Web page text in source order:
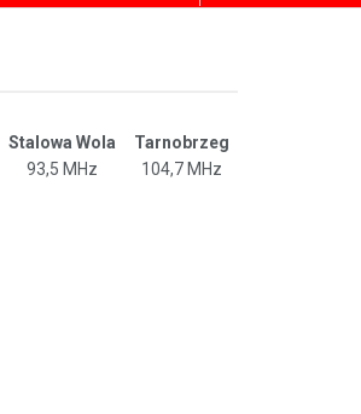
Stalowa Wola
Tarnobrzeg
93,5 MHz 104,7 MHz